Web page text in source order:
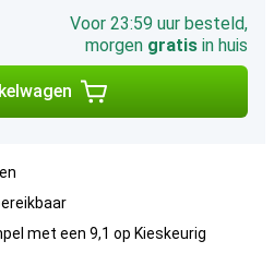
Voor 23:59 uur besteld,
morgen gratis in huis
met een 9,1 op Kieskeurig